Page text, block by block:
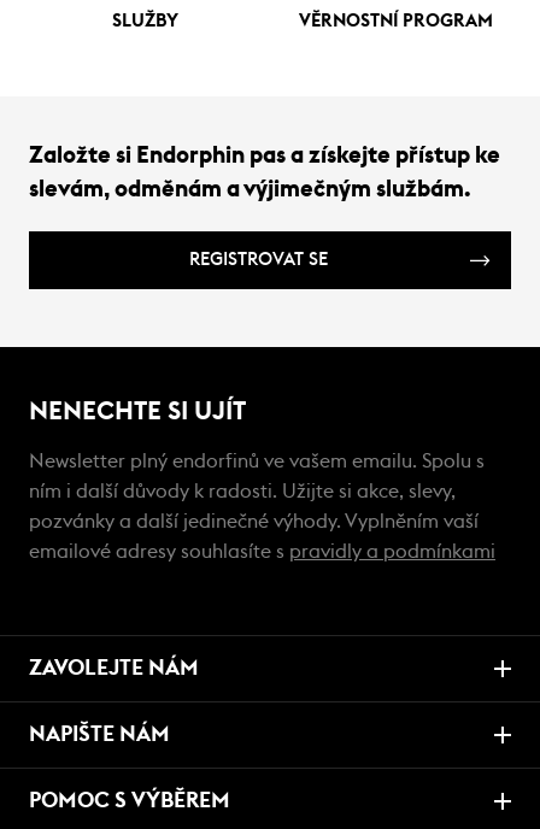
SLUŽBY VĚRNOSTNÍ PROGRAM
Založte si Endorphin pas a získejte přístup ke
slevám, odměnám a výjimečným službám.
REGISTROVAT SE
NENECHTE SI UJÍT
Newsletter plný endorfinů ve vašem emailu. Spolu s
ním i další důvody k radosti. Užijte si akce, slevy,
pozvánky a další jedinečné výhody. Vyplněním vaší
emailové adresy souhlasíte s pravidly a podmínkami
ZAVOLEJTE NÁM
NAPIŠTE NÁM
POMOC S VÝBĚREM